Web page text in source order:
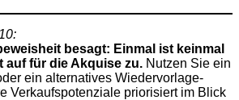
10:
besagt: Einmal ist keinmal
auf für die Akquise zu. Nutzen Sie ein
ein alternatives Wiedervorlage-
Verkaufspotenziale priorisiert im Blick